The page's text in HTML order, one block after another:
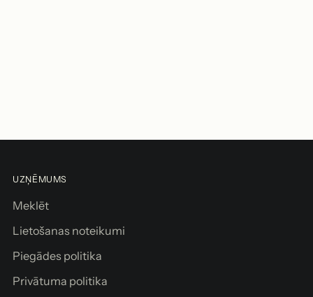
UZŅĒMUMS
Meklēt
Lietošanas noteikumi
Piegādes politika
Privātuma politika